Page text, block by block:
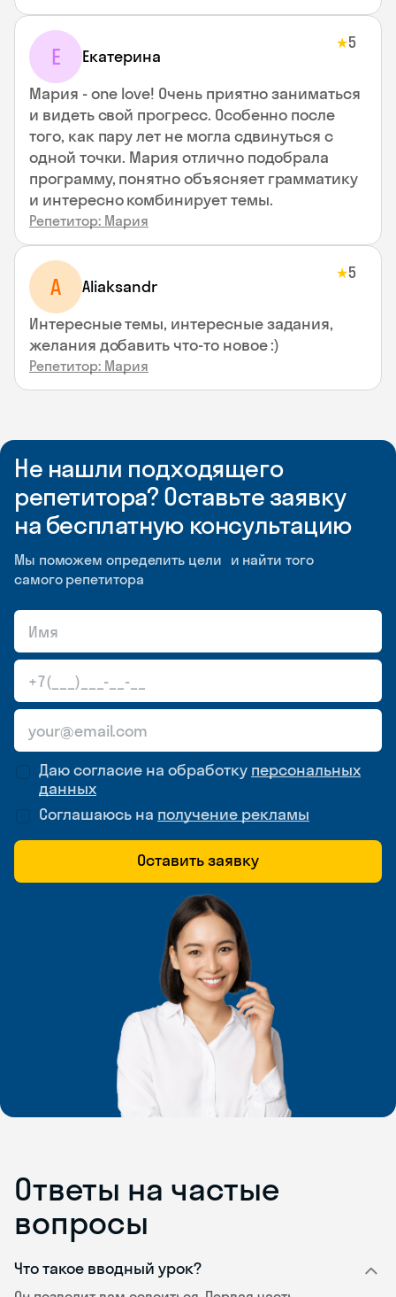
Е Екатерина
★5
Мария - one love! Очень приятно заниматься
и видеть свой прогресс. Особенно после
того, как пару лет не могла сдвинуться с
одной точки. Мария отлично подобрала
программу, понятно объясняет грамматику
и интересно комбинирует темы.
Репетитор: Мария
A Aliaksandr
★5
Интересные темы, интересные задания,
желания добавить что-то новое :)
Репетитор: Мария
Не нашли подходящего
репетитора? Оставьте заявку
на бесплатную консультацию
Мы поможем определить цели и найти того
самого репетитора
Даю согласие на обработку персональных
данных
Соглашаюсь на получение рекламы
Оставить заявку
Ответы на частые
вопросы
Что такое вводный урок?